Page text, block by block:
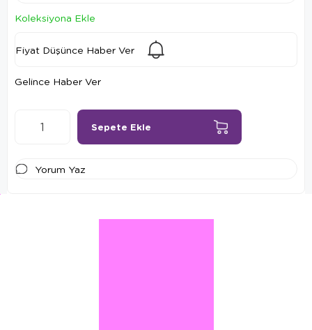
Koleksiyona Ekle
Fiyat Düşünce Haber Ver
Gelince Haber Ver
Yorum Yaz